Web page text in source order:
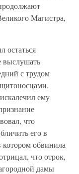
Магистра,
остаться
выслушать
с трудом
ему
что
его в
обвинила
что отрок,
дамы